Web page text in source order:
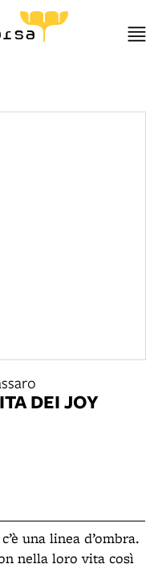
DEI JOY
una linea d’ombra.
nella loro vita così